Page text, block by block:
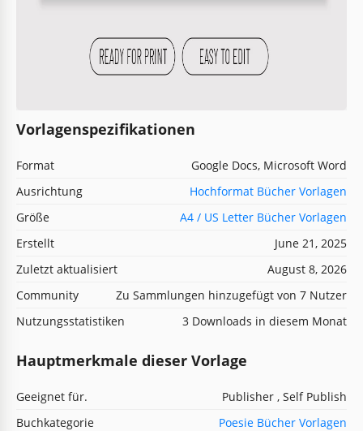
Vorlagenspezifikationen
Format
Google Docs, Microsoft Word
Ausrichtung
Hochformat Bücher Vorlagen
Größe
A4 / US Letter Bücher Vorlagen
Erstellt
June 21, 2025
Zuletzt aktualisiert
August 8, 2026
Community
Zu Sammlungen hinzugefügt von 7 Nutzer
Nutzungsstatistiken
3 Downloads in diesem Monat
Hauptmerkmale dieser Vorlage
Geeignet für.
Publisher , Self Publish
Buchkategorie
Poesie Bücher Vorlagen